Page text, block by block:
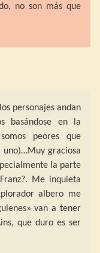
no son más que
personajes andan
basándose en la
peores que
uno)…Muy graciosa
la parte
Me inquieta
albero me
van a tener
que duro es ser